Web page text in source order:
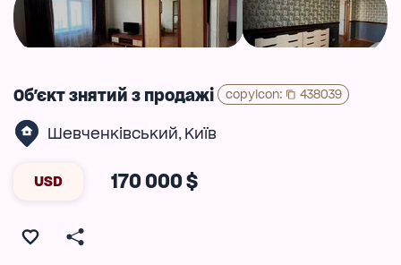
Об'єкт знятий з продажі copyIcon: 438039
Шевченківський, Київ
USD 170 000 $